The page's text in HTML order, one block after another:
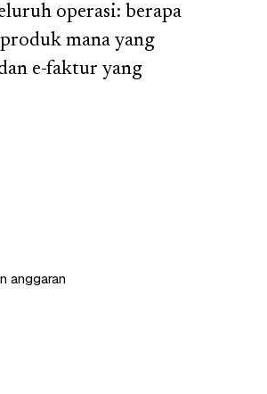
operasi: berapa
mana yang
e-faktur yang
anggaran